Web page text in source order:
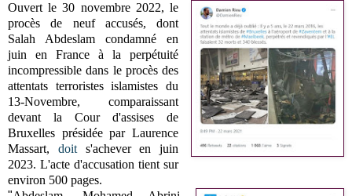
Ouvert le 30 novembre 2022, le
procès de neuf accusés,dont
Salah Abdeslam condamné en
juin en France à la perpétuité
incompressible dans le procès des
attentats terroristes islamistes du
13-Novembre, comparaissant
devant la Cour d'assises de
Bruxelles présidée par Laurence
Massart, doits'achever en juin
2023. L'acte d'accusation tient sur
environ 500 pages.